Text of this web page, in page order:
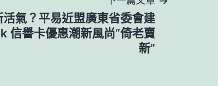
氣？平易近盟廣東省委會建
信譽卡優惠潮新風尚“倚老賣
新”